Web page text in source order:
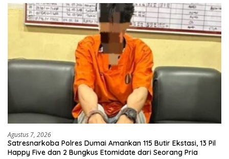
Agustus 7, 2026
Satresnarkoba Polres Dumai Amankan 115 Butir Ekstasi, 13 Pil
Happy Five dan 2 Bungkus Etomidate dari Seorang Pria